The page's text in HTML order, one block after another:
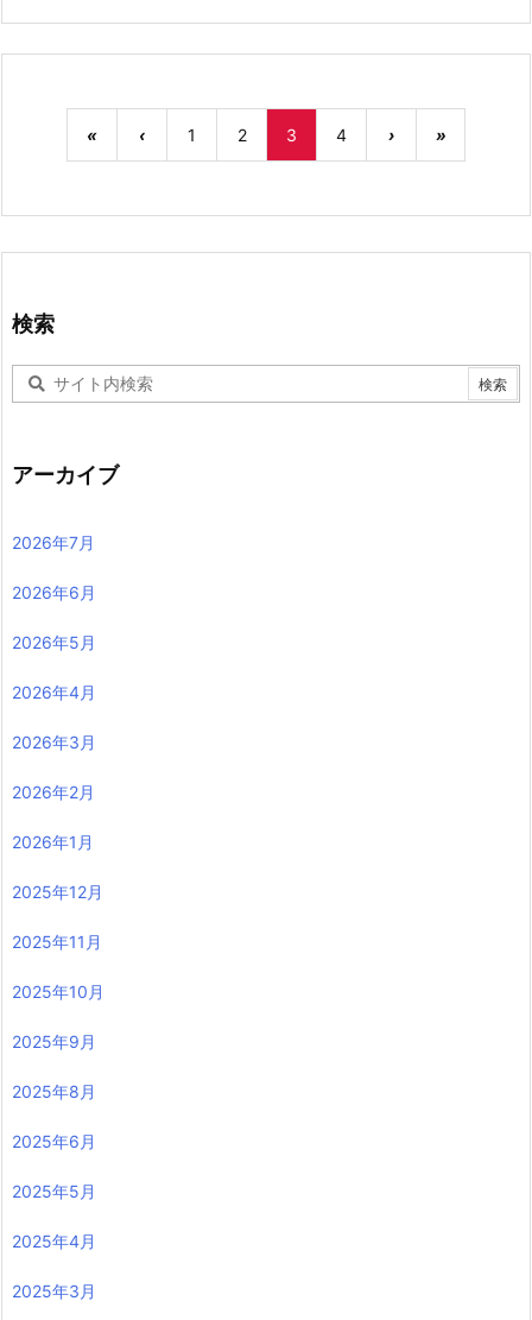
« ‹ 1 2 3 4 › »
検索
アーカイブ
2026年7月
2026年6月
2026年5月
2026年4月
2026年3月
2026年2月
2026年1月
2025年12月
2025年11月
2025年10月
2025年9月
2025年8月
2025年6月
2025年5月
2025年4月
2025年3月